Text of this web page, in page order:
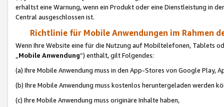
erhältst eine Warnung, wenn ein Produkt oder eine Dienstleistung in
Central ausgeschlossen ist.
Richtlinie für Mobile Anwendungen im Rahmen
Wenn Ihre Website eine für die Nutzung auf Mobiltelefonen, Tablets
„Mobile Anwendung“) enthält, gilt Folgendes:
(a) Ihre Mobile Anwendung muss in den App-Stores von Google Play,
(b) Ihre Mobile Anwendung muss kostenlos heruntergeladen werden
(c) Ihre Mobile Anwendung muss originäre Inhalte haben,